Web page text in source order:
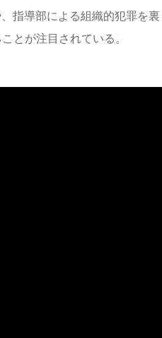
指導部による組織的犯罪を裏
とが注目されている。